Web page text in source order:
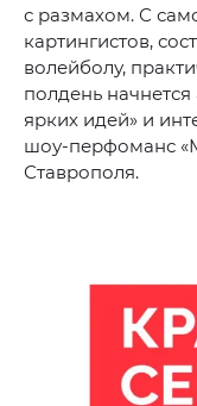
с размахом. С
картингистов,
волейболу,
полдень
ярких идей» и
шоу-перфоманс
Ставрополя.